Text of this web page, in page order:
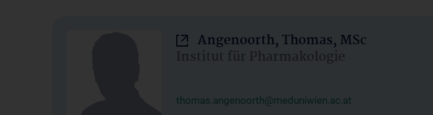
Angenoorth, Thomas, MSc
Institut für Pharmakologie
thomas.angenoorth@meduniwien.ac.at